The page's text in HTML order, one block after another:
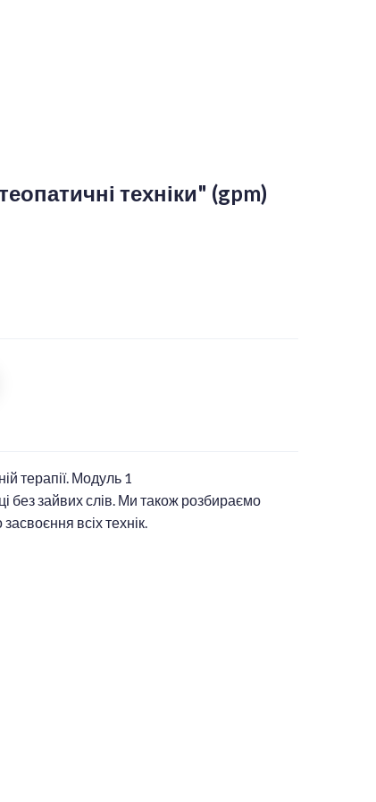
техніки" (gpm)
терапії. Модуль 1
без зайвих слів. Ми також розбираємо
всіх технік.